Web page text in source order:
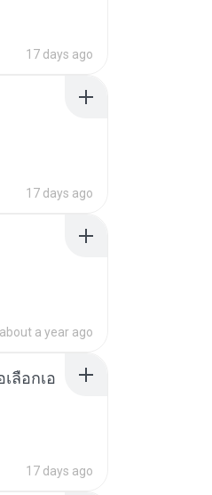
17 days ago
17 days ago
about a year ago
ลือกเอ
17 days ago